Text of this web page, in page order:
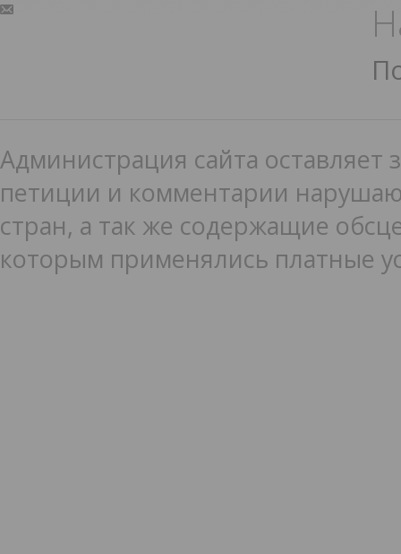
Администрация сайта оставляет
петиции и комментарии
стран, а так же содержащие
которым применялись платные